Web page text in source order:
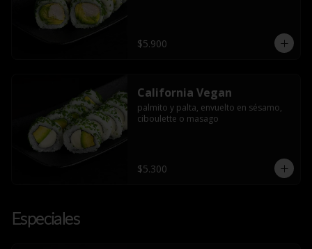
$5.900
California Vegan
palmito y palta, envuelto en sésamo,
ciboulette o masago
$5.300
Especiales